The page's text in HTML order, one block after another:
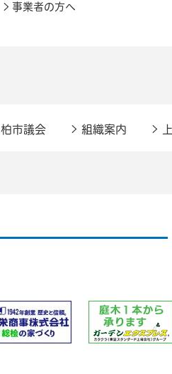
事業者の方へ
柏市議会 組織案内